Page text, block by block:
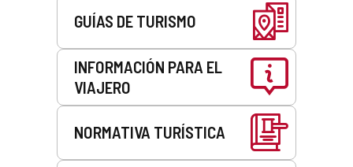
GUÍAS DE TURISMO
INFORMACIÓN PARA EL
VIAJERO
NORMATIVA TURÍSTICA